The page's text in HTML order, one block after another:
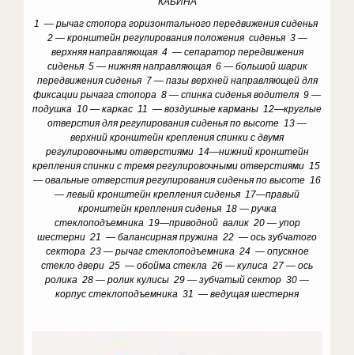
1 — рычаг стопора горизонтального передвижения сиденья
2 — кронштейн регулирования положения сиденья 3 —
верхняя направляющая 4 — сепаратор передвижения
сиденья 5 — нижняя направляющая 6 — большой шарик
передвижения сиденья 7 — пазы верхней направляющей для
фиксации рычага стопора 8 — спинка сиденья водителя 9 —
подушка 10 — каркас 11 — воздушные карманы 12—круглые
отверстия для регулирования сиденья по высоте 13 —
верхний кронштейн крепления спинки с двумя
регулировочными отверстиями 14—нижний кронштейн
крепления спинки с тремя регулировочными отверстиями 15
— овальные отверстия регулирования сиденья по высоте 16
— левый кронштейн крепления сиденья 17—правый
кронштейн крепления сиденья 18 — ручка
стеклоподъемника 19—приводной валик 20 — упор
шестерни 21 — балансирная пружина 22 — ось зубчатого
сектора 23 — рычаг стеклоподъемника 24 — опускное
стекло двери 25 — обойма стекла 26 — кулиса 27 — ось
ролика 28 — ролик кулисы 29 — зубчатый сектор 30 —
корпус стеклоподъемника 31 — ведущая шестерня